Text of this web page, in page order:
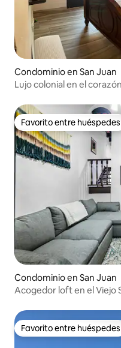
Condominio en San Juan
Lujo colonial en el
Favorito entre huéspedes
Favorito entre huéspedes
Condominio en San Juan
Acogedor loft en el Viejo
Favorito entre huéspedes
Favorito entre huéspedes